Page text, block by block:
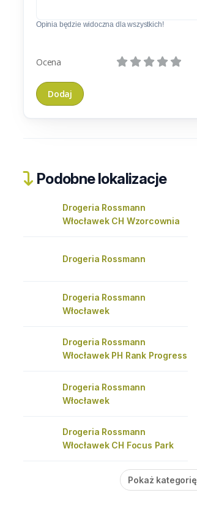
Opinia będzie widoczna dla wszystkich!
Ocena
Podobne lokalizacje
Drogeria Rossmann
Włocławek CH Wzorcownia
Drogeria Rossmann
Drogeria Rossmann
Włocławek
Drogeria Rossmann
Włocławek PH Rank Progress
Drogeria Rossmann
Włocławek
Drogeria Rossmann
Włocławek CH Focus Park
Pokaż kategorię